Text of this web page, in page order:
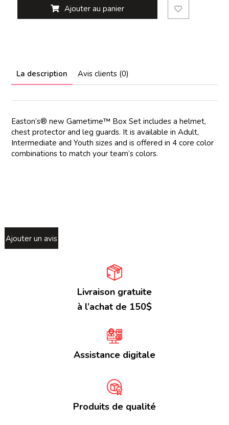
Ajouter au panier
La description Avis clients (0)
Easton’s® new Gametime™ Box Set includes a helmet,
chest protector and leg guards. It is available in Adult,
Intermediate and Youth sizes and is offered in 4 core color
combinations to match your team’s colors.
Ajouter un avis
Livraison gratuite
à l’achat de 150$
Assistance digitale
Produits de qualité